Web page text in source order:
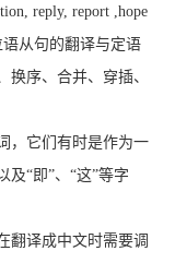
reply, report ,hope
从句的翻译与定语
换序、合并、穿插、
，它们有时是作为一
“即”、“这”等字
翻译成中文时需要调